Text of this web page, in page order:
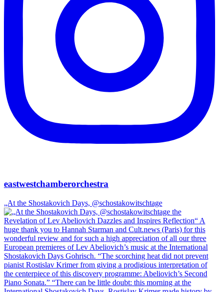
eastwestchamberorchestra
„At the Shostakovich Days, @schostakowitschtage